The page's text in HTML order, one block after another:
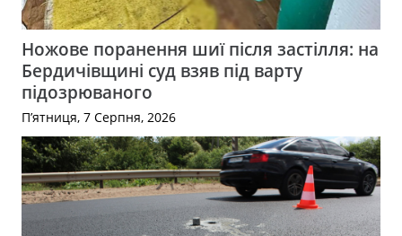
Ножове поранення шиї після застілля: на
Бердичівщині суд взяв під варту
підозрюваного
П’ятниця, 7 Серпня, 2026